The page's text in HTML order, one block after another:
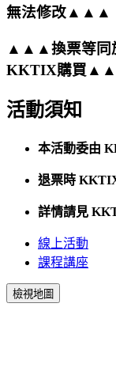
無法修改▲▲▲
▲▲▲換票等同
KKTIX購買
活動須知
本活動委由
退票時
詳情請見
線上活動
課程講座
檢視地圖